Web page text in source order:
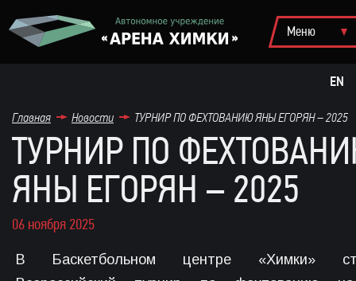
EN
Главная Новости ТУРНИР ПО ФЕХТОВАНИЮ ЯНЫ ЕГОРЯН – 2025
ТУРНИР ПО
ЯНЫ ЕГОРЯН – 2025
06 ноября 2025
В Баскетбольном центре «Химки»